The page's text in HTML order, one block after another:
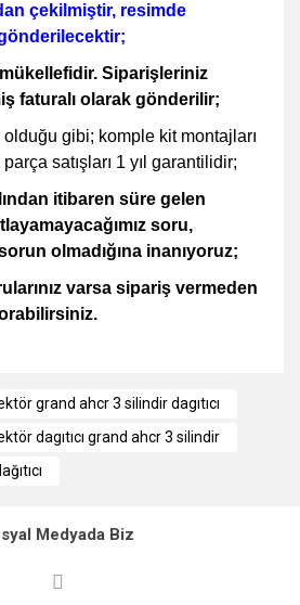
çekilmiştir, resimde
Siparişleriniz
faturalı olarak gönderilir;
gibi; komple kit montajları
satışları 1 yıl garantilidir;
itibaren süre gelen
soru,
olmadığına inanıyoruz;
varsa sipariş vermeden
noktaları öneri formunu
teşekkür ederiz.
eksik bilgiler bulunuyor.
grand ahcr 3 silindir dagıtıcı
dagıtıcı grand ahcr 3 silindir
Medyada Biz